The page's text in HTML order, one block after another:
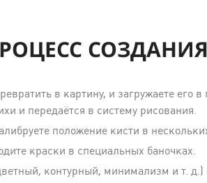
в картину, и загружаете
и передаётся в систему рисования.
положение кисти в
краски в специальных баночках.
контурный, минимализм и т. д.)